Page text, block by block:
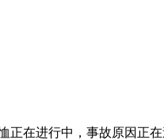
在进行中，事故原因正在